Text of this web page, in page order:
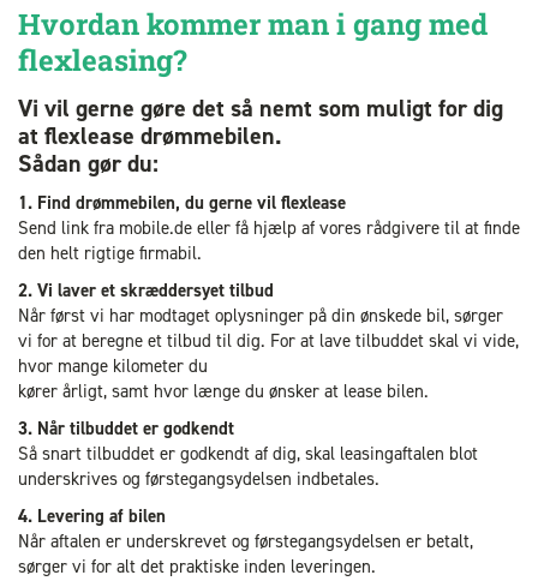
Hvordan kommer man i gang med
flexleasing?
Vi vil gerne gøre det så nemt som muligt for dig
at flexlease drømmebilen.
Sådan gør du:
1. Find drømmebilen, du gerne vil flexlease
Send link fra mobile.de eller få hjælp af vores rådgivere til at finde
den helt rigtige firmabil.
2. Vi laver et skræddersyet tilbud
Når først vi har modtaget oplysninger på din ønskede bil, sørger
vi for at beregne et tilbud til dig. For at lave tilbuddet skal vi vide,
hvor mange kilometer du
kører årligt, samt hvor længe du ønsker at lease bilen.
3. Når tilbuddet er godkendt
Så snart tilbuddet er godkendt af dig, skal leasingaftalen blot
underskrives og førstegangsydelsen indbetales.
4. Levering af bilen
Når aftalen er underskrevet og førstegangsydelsen er betalt,
sørger vi for alt det praktiske inden leveringen.